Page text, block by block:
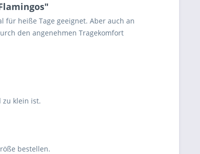
heiße Tage geeignet. Aber auch an
den angenehmen Tragekomfort
zu klein ist.
bestellen.